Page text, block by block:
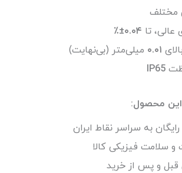
مختلف
تا ۰.۰۴±٪
۰.۰۱ میلی‌متر (بی‌نهایت)
IP65
این محصول:
به سراسر نقاط ایران
سلامت فیزیکی کالا
قبل و پس از خرید